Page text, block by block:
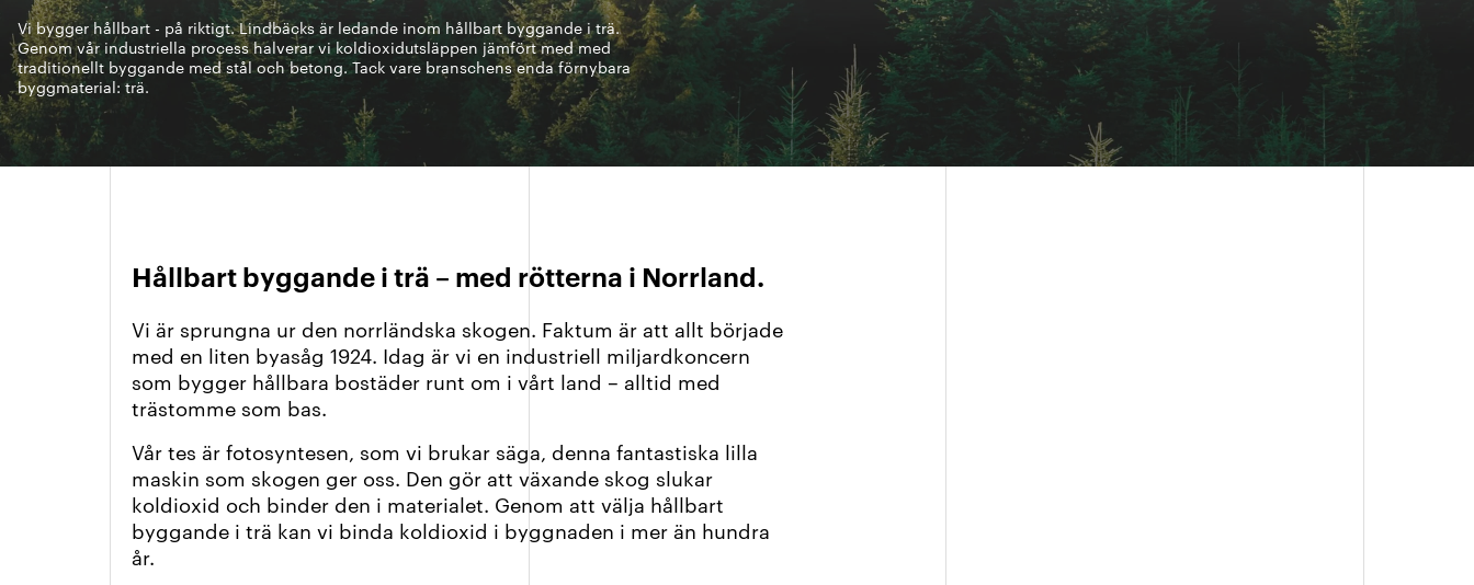
Arkitektmanual
Grönare option
Vi bygger hållbart - på riktigt. Lindbäcks är ledande inom hållbart byggande i trä.
Genom vår industriella process halverar vi koldioxidutsläppen jämfört med med
traditionellt byggande med stål och betong. Tack vare branschens enda förnybara
byggmaterial: trä.
Hållbart byggande i trä – med rötterna i Norrland.
Vi är sprungna ur den norrländska skogen. Faktum är att allt började
med en liten byasåg 1924. Idag är vi en industriell miljardkoncern
som bygger hållbara bostäder runt om i vårt land – alltid med
trästomme som bas.
Vår tes är fotosyntesen, som vi brukar säga, denna fantastiska lilla
maskin som skogen ger oss. Den gör att växande skog slukar
koldioxid och binder den i materialet. Genom att välja hållbart
byggande i trä kan vi binda koldioxid i byggnaden i mer än hundra
år.